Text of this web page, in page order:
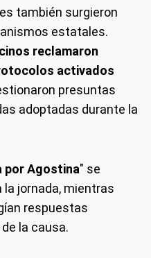
también surgieron
estatales.
reclamaron
activados
presuntas
adoptadas durante la
por Agostina" se
la jornada, mientras
respuestas
la causa.